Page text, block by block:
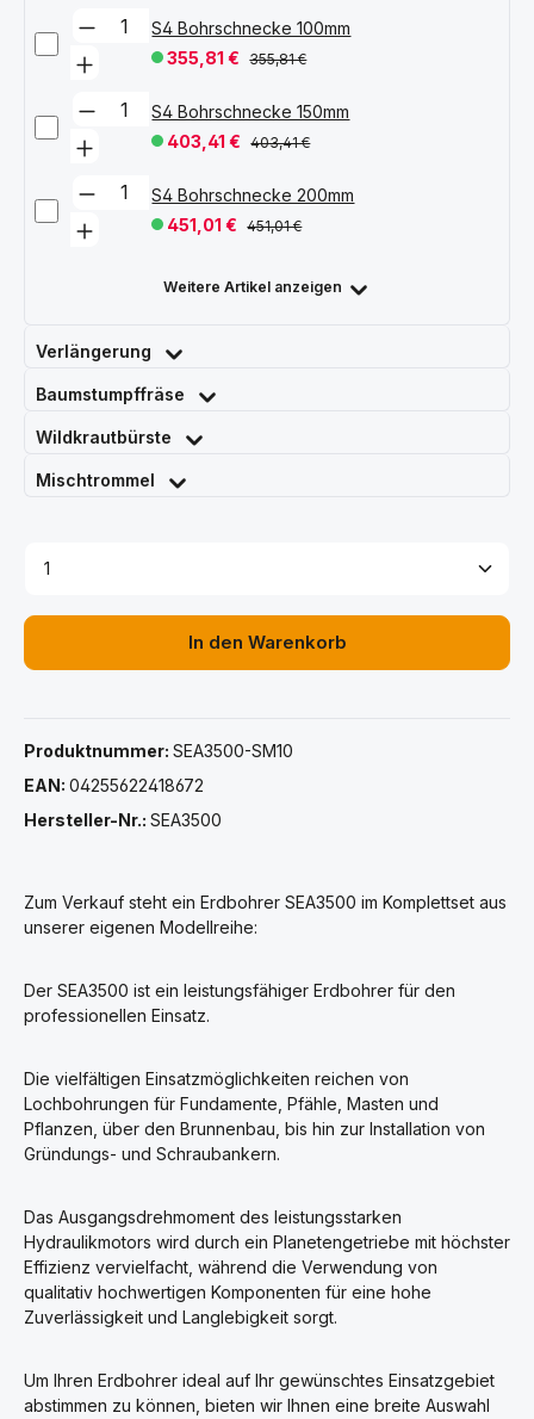
S4 Bohrschnecke 100mm
355,81 €
355,81 €
S4 Bohrschnecke 150mm
403,41 €
403,41 €
S4 Bohrschnecke 200mm
451,01 €
451,01 €
Weitere Artikel anzeigen
Verlängerung
Baumstumpffräse
Wildkrautbürste
Mischtrommel
Produkt Anzahl: Gib den gewünschten Wert ein
In den Warenkorb
Produktnummer: SEA3500-SM10
EAN: 04255622418672
Hersteller-Nr.: SEA3500
Zum Verkauf steht ein Erdbohrer SEA3500 im Komplettset aus
unserer eigenen Modellreihe:
Der SEA3500 ist ein leistungsfähiger Erdbohrer für den
professionellen Einsatz.
Die vielfältigen Einsatzmöglichkeiten reichen von
Lochbohrungen für Fundamente, Pfähle, Masten und
Pflanzen, über den Brunnenbau, bis hin zur Installation von
Gründungs- und Schraubankern.
Das Ausgangsdrehmoment des leistungsstarken
Hydraulikmotors wird durch ein Planetengetriebe mit höchster
Effizienz vervielfacht, während die Verwendung von
qualitativ hochwertigen Komponenten für eine hohe
Zuverlässigkeit und Langlebigkeit sorgt.
Um Ihren Erdbohrer ideal auf Ihr gewünschtes Einsatzgebiet
abstimmen zu können, bieten wir Ihnen eine breite Auswahl